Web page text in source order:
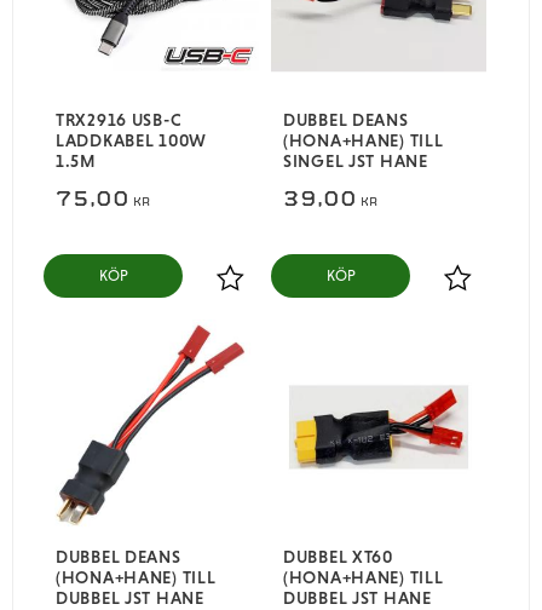
TRX2916 USB-C
LADDKABEL 100W
1.5M
75,00 KR
Lägg till i favoriter
KÖP
DUBBEL DEANS
(HONA+HANE) TILL
SINGEL JST HANE
39,00 KR
Lägg till i
KÖP
DUBBEL DEANS
(HONA+HANE) TILL
DUBBEL JST HANE
DUBBEL XT60
(HONA+HANE) TILL
DUBBEL JST HANE